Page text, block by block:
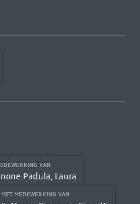
VAN
Padula, Laura
MET MEDEWERKING VAN